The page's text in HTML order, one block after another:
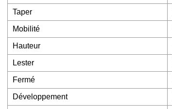
Taper
Mobilité
Hauteur
Lester
Fermé
Développement